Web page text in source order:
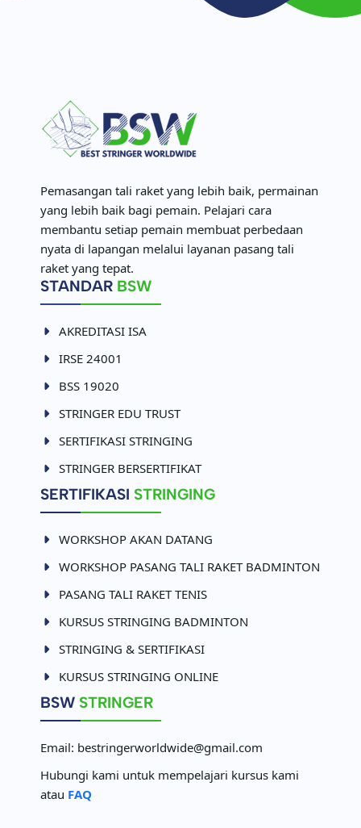
Pemasangan tali raket yang lebih baik, permainan
yang lebih baik bagi pemain. Pelajari cara
membantu setiap pemain membuat perbedaan
nyata di lapangan melalui layanan pasang tali
raket yang tepat.
STANDAR BSW
AKREDITASI ISA
IRSE 24001
BSS 19020
STRINGER EDU TRUST
SERTIFIKASI STRINGING
STRINGER BERSERTIFIKAT
SERTIFIKASI STRINGING
WORKSHOP AKAN DATANG
WORKSHOP PASANG TALI RAKET BADMINTON
PASANG TALI RAKET TENIS
KURSUS STRINGING BADMINTON
STRINGING & SERTIFIKASI
KURSUS STRINGING ONLINE
BSW STRINGER
Email: bestringerworldwide@gmail.com
Hubungi kami untuk mempelajari kursus kami
atau FAQ